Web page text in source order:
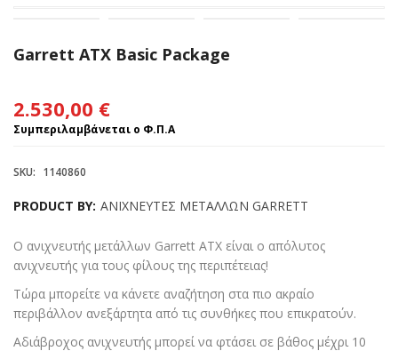
Garrett ATX Basic Package
2.530,00 €
Συμπεριλαμβάνεται ο Φ.Π.Α
SKU: 1140860
PRODUCT BY: ΑΝΙΧΝΕΥΤΕΣ ΜΕΤΑΛΛΩΝ GARRETT
Ο ανιχνευτής μετάλλων Garrett ATX είναι ο απόλυτος
ανιχνευτής για τους φίλους της περιπέτειας!
Τώρα μπορείτε να κάνετε αναζήτηση στα πιο ακραίο
περιβάλλον ανεξάρτητα από τις συνθήκες που επικρατούν.
Αδιάβροχος ανιχνευτής μπορεί να φτάσει σε βάθος μέχρι 10